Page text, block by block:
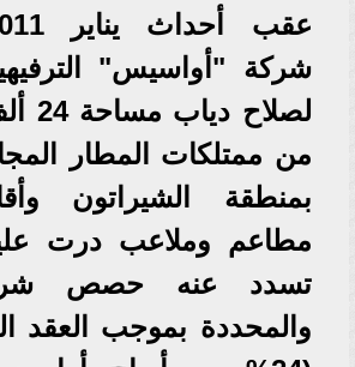
شركة "أواسيس"
من ممتلكات المطار
بمنطقة الشيراتون
مطاعم وملاعب درت
تسدد عنه حصص شركة
والمحددة بموجب العقد